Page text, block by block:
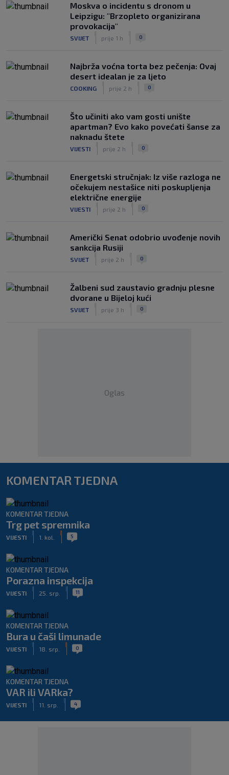
Moskva o incidentu s dronom u
Leipzigu: "Brzopleto organizirana
provokacija"
SVIJET prije 1 h 0
Najbrža voćna torta bez pečenja: Ovaj
desert idealan je za ljeto
COOKING prije 2 h 0
Što učiniti ako vam gosti unište
apartman? Evo kako povećati šanse za
naknadu štete
VIJESTI prije 2 h 0
Energetski stručnjak: Iz više razloga ne
očekujem nestašice niti poskupljenja
električne energije
VIJESTI prije 2 h 0
Američki Senat odobrio uvođenje novih
sankcija Rusiji
SVIJET prije 2 h 0
Žalbeni sud zaustavio gradnju plesne
dvorane u Bijeloj kući
SVIJET prije 3 h 0
Oglas
KOMENTAR TJEDNA
KOMENTAR TJEDNA
Trg pet spremnika
VIJESTI 1. kol. 5
KOMENTAR TJEDNA
Porazna inspekcija
VIJESTI 25. srp. 11
KOMENTAR TJEDNA
Bura u čaši limunade
VIJESTI 18. srp. 0
KOMENTAR TJEDNA
VAR ili VARka?
VIJESTI 11. srp. 4